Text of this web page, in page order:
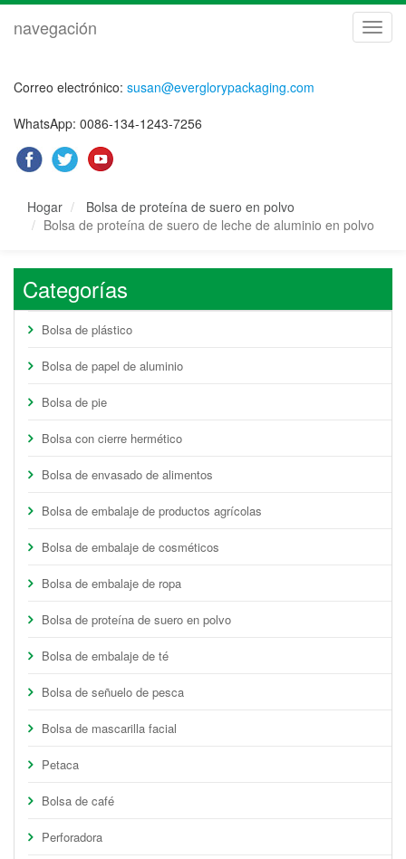
navegación
Correo electrónico: susan@everglorypackaging.com
WhatsApp: 0086-134-1243-7256
Hogar
Bolsa de proteína de suero en polvo
Bolsa de proteína de suero de leche de aluminio en polvo
Categorías
Bolsa de plástico
Bolsa de papel de aluminio
Bolsa de pie
Bolsa con cierre hermético
Bolsa de envasado de alimentos
Bolsa de embalaje de productos agrícolas
Bolsa de embalaje de cosméticos
Bolsa de embalaje de ropa
Bolsa de proteína de suero en polvo
Bolsa de embalaje de té
Bolsa de señuelo de pesca
Bolsa de mascarilla facial
Petaca
Bolsa de café
Perforadora